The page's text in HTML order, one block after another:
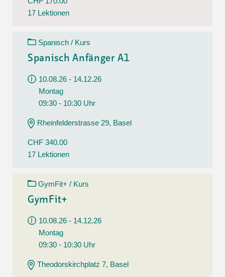
17 Lektionen
Spanisch / Kurs
Spanisch Anfänger A1
10.08.26 - 14.12.26
Montag
09:30 - 10:30 Uhr
Rheinfelderstrasse 29, Basel
CHF 340.00
17 Lektionen
GymFit+ / Kurs
GymFit+
10.08.26 - 14.12.26
Montag
09:30 - 10:30 Uhr
Theodorskirchplatz 7, Basel